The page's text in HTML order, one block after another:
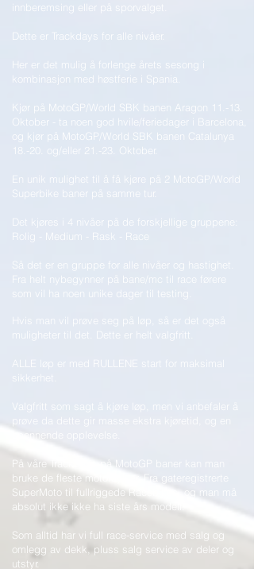
innberemsing eller på sporvalget.
Dette er Trackdays for alle nivåer.
Her er det mulig å forlenge årets sesong i
kombinasjon med høstferie i Spania.
Kjør på MotoGP/World SBK banen Aragon 11.-13.
Oktober - ta noen god hvile/feriedager i Barcelona,
og kjør på MotoGP/World SBK banen Catalunya
18.-20. og/eller 21.-23. Oktober.
En unik mulighet til å få kjøre på 2 MotoGP/World
Superbike baner på samme tur.
Det kjøres i 4 nivåer på de forskjellige gruppene:
Rolig - Medium - Rask - Race
Så det er en gruppe for alle nivåer og hastighet.
Fra helt nybegynner på bane/mc til race førere
som vil ha noen unike dager til testing.
Hvis man vil prøve seg på løp, så er det også
muligheter til det. Dette er helt valgfritt.
ALLE løp er med RULLENE start for maksimal
sikkerhet.
Valgfritt som sagt å kjøre løp, men vi anbefaler å
prøve da dette gir masse ekstra kjøretid, og en
spennende opplevelse.
På våre Trackdays på MotoGP baner kan man
bruke de fleste motorsykler. Fra gateregistrerte
SuperMoto til fullriggede Racebikes, og man må
absolut ikke ikke ha siste års modell.
Som alltid har vi full race-service med salg og
omlegg av dekk, pluss salg service av deler og
utstyr.